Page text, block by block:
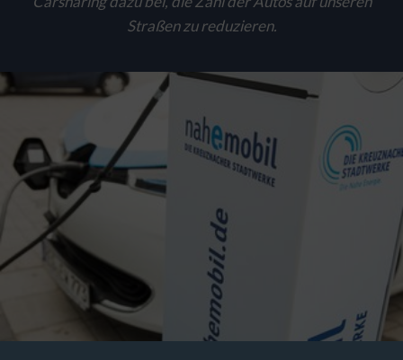
Straßen zu reduzieren.
ERFORDERLICHE COOKIES
diese kann unsere Website nicht wie vorgesehen genutzt werden.
Dies gilt insbesondere für Betrieb, Stabilität, Sicherheit und
Weiterentwicklung unseres Angebots sowie zu
Abrechnungszwecken gegenüber unseren Dienstleistern. Diese
Form der Sicherung der Website dient daher auch Ihren
Interessen. Erforderliche Cookies und Dienste können daher
nicht deaktiviert werden.
FUNKTIONAL/STATISTIK
Mithilfe dieser Cookies und Dienste messen wir den
Datenverkehr und die Funktionalität unserer Websites, um
Design bzw. Inhalte zu testen, Schwachstellen zu analysieren,
Optimierungsmaßnahmen auszuarbeiten und damit Ihr
Benutzererlebnis ständig zu verbessern. Funktionale Cookies